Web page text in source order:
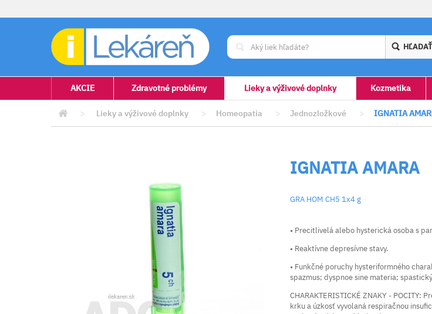
HĽADAŤ
AKCIE Zdravotné problémy Lieky a výživové doplnky Kozmetika
> Lieky a výživové doplnky > Homeopatia > Jednozložkové > IGNATIA
IGNATIA AMARA
GRA HOM CH5 1x4 g
• Precitlivelá alebo hysterická osoba s
• Reaktívne depresívne stavy.
• Funkčné poruchy hysteriformného
spazmus; dyspnoe sine materia;
CHARAKTERISTICKÉ ZNAKY -
krku a úzkosť vyvolaná respiračnou